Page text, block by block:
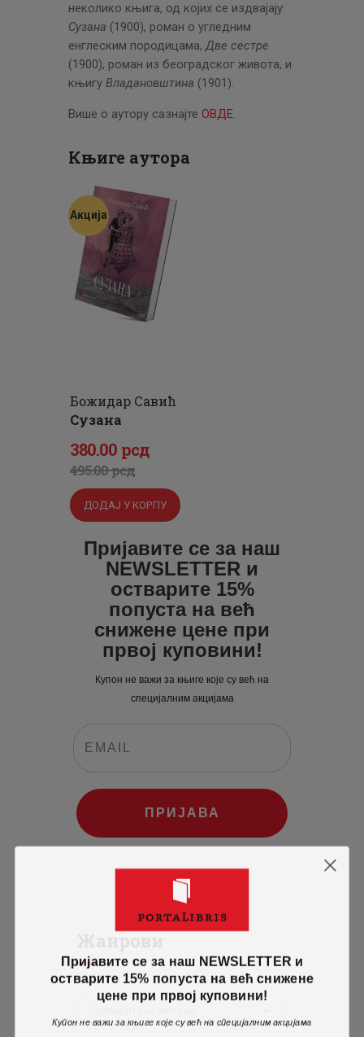
неколико књига, од којих се издвајају:
Сузана (1900), роман о угледним
енглеским породицама, Две сестре
(1900), роман из београдског живота, и
књигу Владановштина (1901).
Више о аутору сазнајте ОВДЕ.
Књиге аутора
Акција
Божидар Савић
Сузана
495.00рсд
Оригинална
цена
је
била:
495.
380.00 рсд
Тренутна
цена
је:
380.
ДОДАЈ У КОРПУ
Пријавите се за наш
NEWSLETTER и
остварите 15%
попуста на већ
снижене цене при
првој куповини!
Купон не важи за књиге које су већ на
специјалним акцијама
ПРИЈАВА
Пријавите се за наш NEWSLETTER и
остварите 15% попуста на већ снижене
цене при првој куповини!
Купон не важи за књиге које су већ на специјалним акцијама